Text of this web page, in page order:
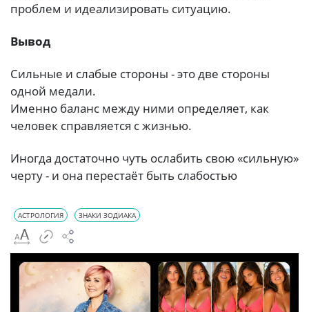
проблем и идеализировать ситуацию.
Вывод
Сильные и слабые стороны - это две стороны
одной медали.
Именно баланс между ними определяет, как
человек справляется с жизнью.
Иногда достаточно чуть ослабить свою «сильную»
черту - и она перестаёт быть слабостью
АСТРОЛОГИЯ ЗНАКИ ЗОДИАКА